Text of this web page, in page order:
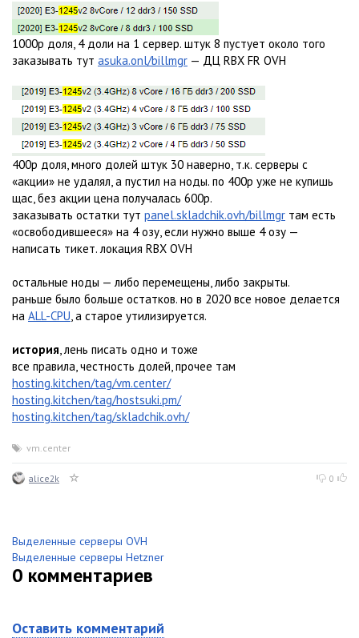
1000р доля, 4 доли на 1 сервер. штук 8 пустует около того
заказывать тут asuka.onl/billmgr — ДЦ RBX FR OVH
400р доля, много долей штук 30 наверно, т.к. серверы с
«акции» не удалял, а пустил на ноды. по 400р уже не купишь
щас, без акции цена получалась 600р.
заказывать остатки тут panel.skladchik.ovh/billmgr там есть
«освободившееся» на 4 озу, если нужно выше 4 озу —
написать тикет. локация RBX OVH
остальные ноды — либо перемещены, либо закрыты.
раньше было больше остатков. но в 2020 все новое делается
на ALL-CPU, а старое утилизируется.
история, лень писать одно и тоже
все правила, честность долей, прочее там
hosting.kitchen/tag/vm.center/
hosting.kitchen/tag/hostsuki.pm/
hosting.kitchen/tag/skladchik.ovh/
vm.center
alice2k 0
Выделенные серверы OVH
Выделенные серверы Hetzner
0 комментариев
Оставить комментарий